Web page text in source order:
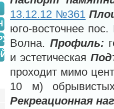
13.12.12 №361
юго-восточнее
Волна. Профиль:
и эстетическая
проходит мимо
10 м)
Рекреационная
ПОМОЩИ